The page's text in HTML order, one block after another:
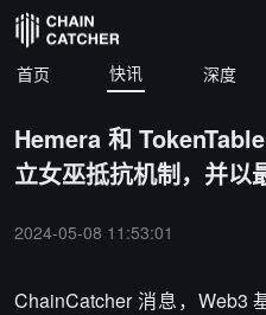
首页 快讯 深度
Hemera 和
立女巫抵抗机制，并以
2024-05-08 11:53:01
ChainCatcher 消息，Web3